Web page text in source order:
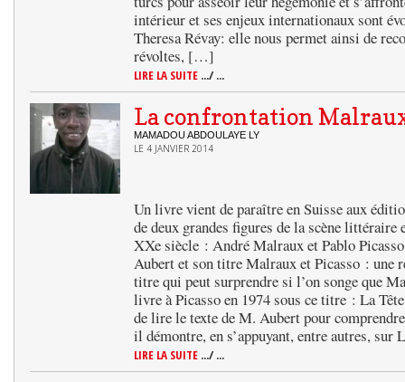
intérieur et ses enjeux internationaux sont
Theresa Révay: elle nous permet ainsi de
révoltes, […]
LIRE LA SUITE .../ ...
La confrontation
MAMADOU ABDOULAYE LY
LE 4 JANVIER 2014
Un livre vient de paraître en Suisse aux
de deux grandes figures de la scène
XXe siècle : André Malraux et Pablo
Aubert et son titre Malraux et Picasso : une
titre qui peut surprendre si l’on songe que
livre à Picasso en 1974 sous ce titre : La
de lire le texte de M. Aubert pour
il démontre, en s’appuyant, entre autres,
LIRE LA SUITE .../ ...